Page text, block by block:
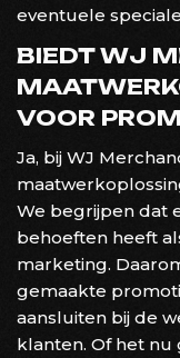
eventuele
BIEDT WJ
VOOR
Ja, bij WJ
We begrijpen dat
behoeften heeft
marketing.
gemaakte
aansluiten bij de
klanten. Of het nu